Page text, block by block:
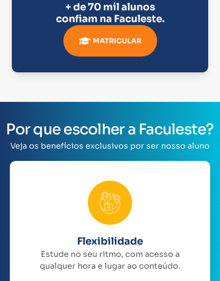
+ de 70 mil alunos
confiam na Faculeste.
MATRICULAR
Por que escolher a Faculeste?
Veja os benefícios exclusivos por ser nosso aluno
Flexibilidade
Estude no seu ritmo, com acesso a
qualquer hora e lugar ao conteúdo.